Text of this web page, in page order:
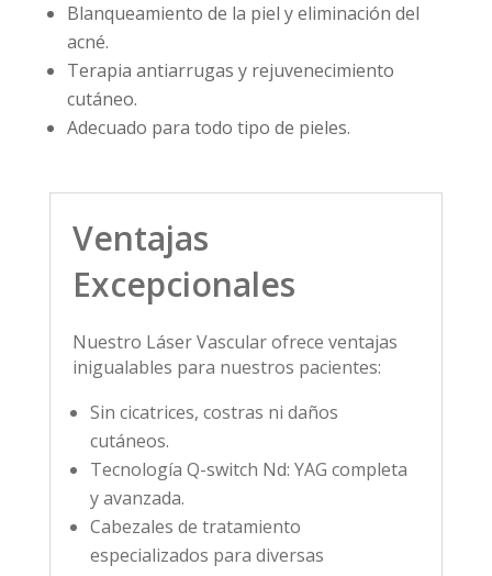
Blanqueamiento de la piel y eliminación del
acné.
Terapia antiarrugas y rejuvenecimiento
cutáneo.
Adecuado para todo tipo de pieles.
Ventajas
Excepcionales
Nuestro Láser Vascular ofrece ventajas
inigualables para nuestros pacientes:
Sin cicatrices, costras ni daños
cutáneos.
Tecnología Q-switch Nd: YAG completa
y avanzada.
Cabezales de tratamiento
especializados para diversas